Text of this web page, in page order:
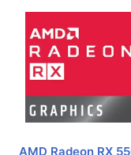
AMD Radeon RX